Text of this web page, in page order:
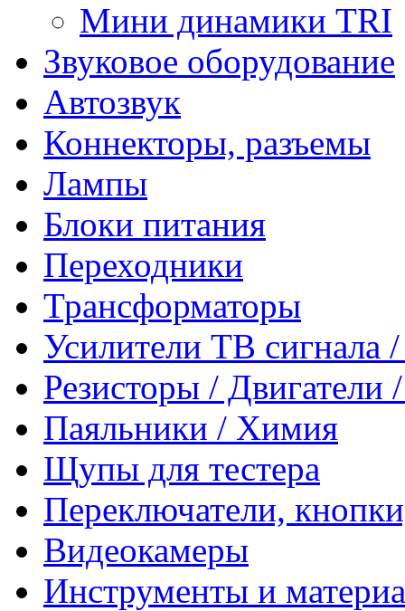
Мини динамики TRI
Звуковое оборудование
Автозвук
Коннекторы, разъемы
Лампы
Блоки питания
Переходники
Трансформаторы
Усилители ТВ сигнала
Резисторы /
Паяльники / Химия
Щупы для тестера
Переключатели,
Видеокамеры
Инструменты и